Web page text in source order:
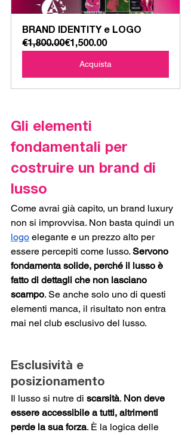
BRAND IDENTITY e LOGO
€1,800.00€1,500.00
Acquista
Gli elementi
fondamentali per
costruire un brand di
lusso
Come avrai già capito, un brand luxury
non si improvvisa. Non basta quindi un
logo elegante e un prezzo alto per
essere percepiti come lusso. Servono
fondamenta solide, perché il lusso è
fatto di dettagli che non lasciano
scampo. Se anche solo uno di questi
elementi manca, il risultato non entra
mai nel club esclusivo del lusso.
Esclusività e
posizionamento
Il lusso si nutre di scarsità. Non deve
essere accessibile a tutti, altrimenti
perde la sua forza. È la logica delle